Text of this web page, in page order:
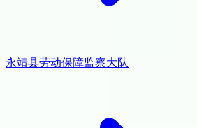
永靖县劳动保障监察大队